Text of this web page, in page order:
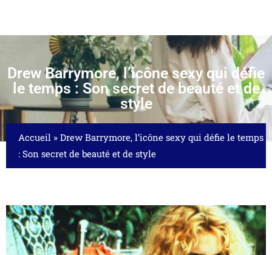
Drew Barrymore, l’icône sexy qui défie
le temps : Son secret de beauté et de
style
Accueil » Drew Barrymore, l’icône sexy qui défie le temps
: Son secret de beauté et de style